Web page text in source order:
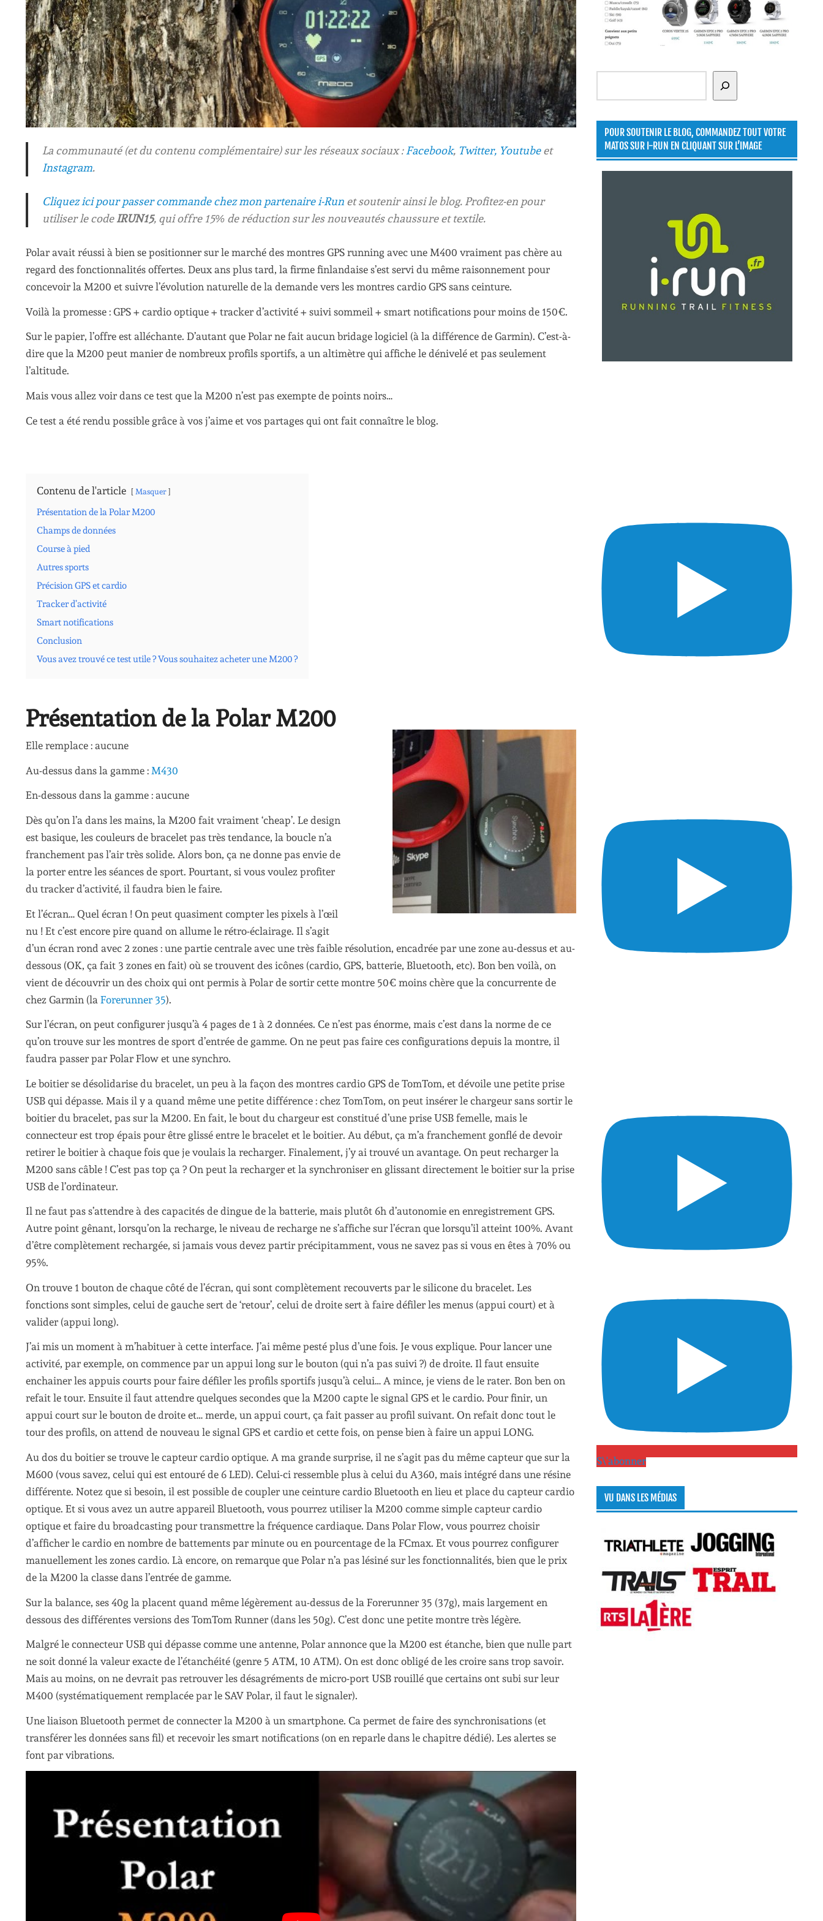
La communauté (et du contenu complémentaire) sur les réseaux sociaux :Facebook, Twitter, Youtubeet
Instagram.
Cliquez ici pour passer commande chez mon partenaire i-Runet soutenir ainsi le blog. Profitez-en pour
utiliser le codeIRUN15, qui offre 15% de réduction sur les nouveautés chaussure et textile.
Polar avait réussi à bien se positionner sur le marché des montres GPS running avec une M400 vraiment pas chère au
regard des fonctionnalités offertes. Deux ans plus tard, la firme finlandaise s’est servi du même raisonnement pour
concevoir la M200 et suivre l’évolution naturelle de la demande vers les montres cardio GPS sans ceinture.
Voilà la promesse : GPS + cardio optique + tracker d’activité + suivi sommeil + smart notifications pour moins de 150€.
Sur le papier, l’offre est alléchante. D’autant que Polar ne fait aucun bridage logiciel (à la différence de Garmin). C’est-à-
dire que la M200 peut manier de nombreux profils sportifs, a un altimètre qui affiche le dénivelé et pas seulement
l’altitude.
Mais vous allez voir dans ce test que la M200 n’est pas exempte de points noirs…
Ce test a été rendu possible grâce à vos j’aime et vos partages qui ont fait connaître le blog.
Contenu de l'article Masquer
Présentation de la Polar M200
Champs de données
Course à pied
Autres sports
Précision GPS et cardio
Tracker d’activité
Smart notifications
Conclusion
Vous avez trouvé ce test utile ? Vous souhaitez acheter une M200 ?
Présentation de la Polar M200
Elle remplace : aucune
Au-dessus dans la gamme : M430
En-dessous dans la gamme : aucune
Dès qu’on l’a dans les mains, la M200 fait vraiment ‘cheap’. Le design
est basique, les couleurs de bracelet pas très tendance, la boucle n’a
franchement pas l’air très solide. Alors bon, ça ne donne pas envie de
la porter entre les séances de sport. Pourtant, si vous voulez profiter
du tracker d’activité, il faudra bien le faire.
Et l’écran… Quel écran ! On peut quasiment compter les pixels à l’œil
nu ! Et c’est encore pire quand on allume le rétro-éclairage. Il s’agit
d’un écran rond avec 2 zones : une partie centrale avec une très faible résolution, encadrée par une zone au-dessus et au-
dessous (OK, ça fait 3 zones en fait) où se trouvent des icônes (cardio, GPS, batterie, Bluetooth, etc). Bon ben voilà, on
vient de découvrir un des choix qui ont permis à Polar de sortir cette montre 50€ moins chère que la concurrente de
chez Garmin (la Forerunner 35).
Sur l’écran, on peut configurer jusqu’à 4 pages de 1 à 2 données. Ce n’est pas énorme, mais c’est dans la norme de ce
qu’on trouve sur les montres de sport d’entrée de gamme. On ne peut pas faire ces configurations depuis la montre, il
faudra passer par Polar Flow et une synchro.
Le boitier se désolidarise du bracelet, un peu à la façon des montres cardio GPS de TomTom, et dévoile une petite prise
USB qui dépasse. Mais il y a quand même une petite différence : chez TomTom, on peut insérer le chargeur sans sortir le
boitier du bracelet, pas sur la M200. En fait, le bout du chargeur est constitué d’une prise USB femelle, mais le
connecteur est trop épais pour être glissé entre le bracelet et le boitier. Au début, ça m’a franchement gonflé de devoir
retirer le boitier à chaque fois que je voulais la recharger. Finalement, j’y ai trouvé un avantage. On peut recharger la
M200 sans câble ! C’est pas top ça ? On peut la recharger et la synchroniser en glissant directement le boitier sur la prise
USB de l’ordinateur.
Il ne faut pas s’attendre à des capacités de dingue de la batterie, mais plutôt 6h d’autonomie en enregistrement GPS.
Autre point gênant, lorsqu’on la recharge, le niveau de recharge ne s’affiche sur l’écran que lorsqu’il atteint 100%. Avant
d’être complètement rechargée, si jamais vous devez partir précipitamment, vous ne savez pas si vous en êtes à 70% ou
95%.
On trouve 1 bouton de chaque côté de l’écran, qui sont complètement recouverts par le silicone du bracelet. Les
fonctions sont simples, celui de gauche sert de ‘retour’, celui de droite sert à faire défiler les menus (appui court) et à
valider (appui long).
J’ai mis un moment à m’habituer à cette interface. J’ai même pesté plus d’une fois. Je vous explique. Pour lancer une
activité, par exemple, on commence par un appui long sur le bouton (qui n’a pas suivi ?) de droite. Il faut ensuite
enchainer les appuis courts pour faire défiler les profils sportifs jusqu’à celui… A mince, je viens de le rater. Bon ben on
refait le tour. Ensuite il faut attendre quelques secondes que la M200 capte le signal GPS et le cardio. Pour finir, un
appui court sur le bouton de droite et… merde, un appui court, ça fait passer au profil suivant. On refait donc tout le
tour des profils, on attend de nouveau le signal GPS et cardio et cette fois, on pense bien à faire un appui LONG.
Au dos du boitier se trouve le capteur cardio optique. A ma grande surprise, il ne s’agit pas du même capteur que sur la
M600 (vous savez, celui qui est entouré de 6 LED). Celui-ci ressemble plus à celui du A360, mais intégré dans une résine
différente. Notez que si besoin, il est possible de coupler une ceinture cardio Bluetooth en lieu et place du capteur cardio
optique. Et si vous avez un autre appareil Bluetooth, vous pourrez utiliser la M200 comme simple capteur cardio
optique et faire du broadcasting pour transmettre la fréquence cardiaque. Dans Polar Flow, vous pourrez choisir
d’afficher le cardio en nombre de battements par minute ou en pourcentage de la FCmax. Et vous pourrez configurer
manuellement les zones cardio. Là encore, on remarque que Polar n’a pas lésiné sur les fonctionnalités, bien que le prix
de la M200 la classe dans l’entrée de gamme.
Sur la balance, ses 40g la placent quand même légèrement au-dessus de la Forerunner 35 (37g), mais largement en
dessous des différentes versions des TomTom Runner (dans les 50g). C’est donc une petite montre très légère.
Malgré le connecteur USB qui dépasse comme une antenne, Polar annonce que la M200 est étanche, bien que nulle part
ne soit donné la valeur exacte de l’étanchéité (genre 5 ATM, 10 ATM). On est donc obligé de les croire sans trop savoir.
Mais au moins, on ne devrait pas retrouver les désagréments de micro-port USB rouillé que certains ont subi sur leur
M400 (systématiquement remplacée par le SAV Polar, il faut le signaler).
Une liaison Bluetooth permet de connecter la M200 à un smartphone. Ca permet de faire des synchronisations (et
transférer les données sans fil) et recevoir les smart notifications (on en reparle dans le chapitre dédié). Les alertes se
font par vibrations.
Rechercher
POUR SOUTENIR LE BLOG, COMMANDEZ TOUT VOTRE
MATOS SUR I-RUN EN CLIQUANT SUR L’IMAGE
S\'abonner
VU DANS LES MÉDIAS